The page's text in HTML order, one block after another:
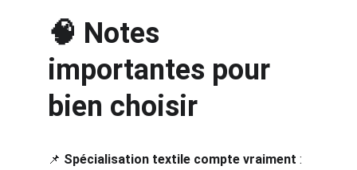
🧠 Notes
importantes pour
bien choisir
📌 Spécialisation textile compte vraiment :